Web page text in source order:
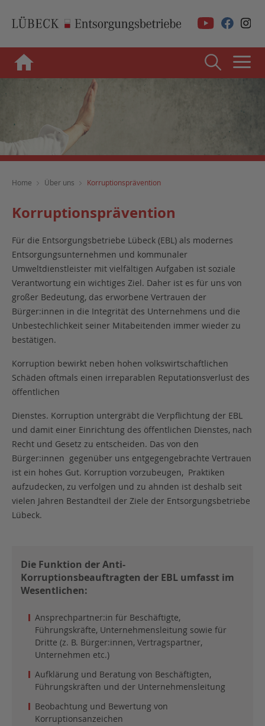
Home Über uns Korruptionsprävention
Korruptionsprävention
Für die Entsorgungsbetriebe Lübeck (EBL) als modernes
Entsorgungsunternehmen und kommunaler
Umweltdienstleister mit vielfältigen Aufgaben ist soziale
Verantwortung ein wichtiges Ziel. Daher ist es für uns von
großer Bedeutung, das erworbene Vertrauen der
Bürger:innen in die Integrität des Unternehmens und die
Unbestechlichkeit seiner Mitabeitenden immer wieder zu
bestätigen.
Korruption bewirkt neben hohen volkswirtschaftlichen
Schäden oftmals einen irreparablen Reputationsverlust des
öffentlichen
Dienstes. Korruption untergräbt die Verpflichtung der EBL
und damit einer Einrichtung des öffentlichen Dienstes, nach
Recht und Gesetz zu entscheiden. Das von den
Bürger:innen gegenüber uns entgegengebrachte Vertrauen
ist ein hohes Gut. Korruption vorzubeugen, Praktiken
aufzudecken, zu verfolgen und zu ahnden ist deshalb seit
vielen Jahren Bestandteil der Ziele der Entsorgungsbetriebe
Lübeck.
Die Funktion der Anti-
Korruptionsbeauftragten der EBL umfasst im
Wesentlichen:
Ansprechpartner:in für Beschäftigte,
Führungskräfte, Unternehmensleitung sowie für
Dritte (z. B. Bürger:innen, Vertragspartner,
Unternehmen etc.)
Aufklärung und Beratung von Beschäftigten,
Führungskräften und der Unternehmensleitung
Beobachtung und Bewertung von
Korruptionsanzeichen